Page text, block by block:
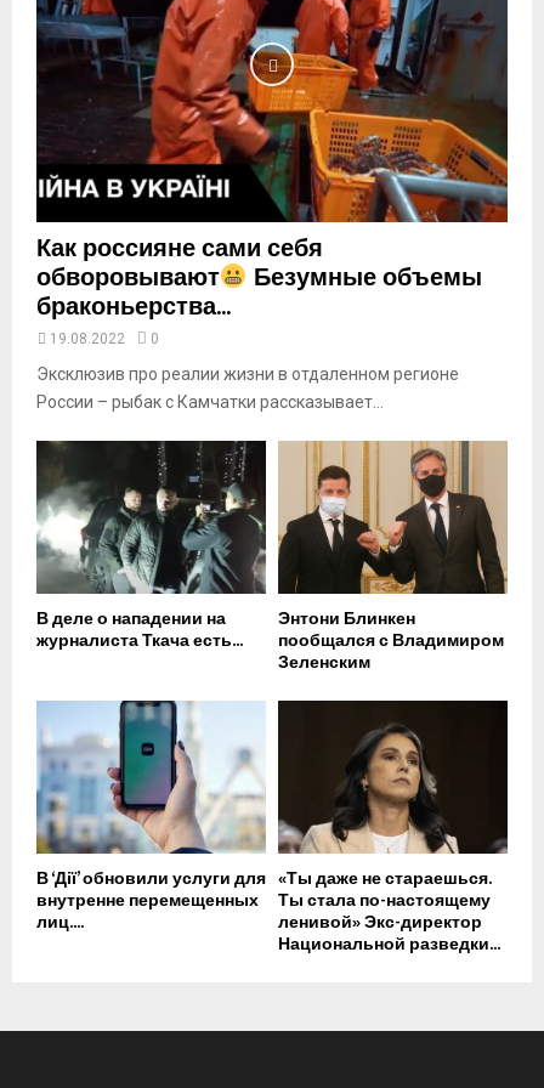
y
e
Как россияне сами себя
обворовывают Безумные объемы
браконьерства...
19.08.2022 0
Эксклюзив про реалии жизни в отдаленном регионе
России – рыбак с Камчатки рассказывает...
В деле о нападении на
журналиста Ткача есть...
Энтони Блинкен
пообщался с Владимиром
Зеленским
В ‘Дії’ обновили услуги для
внутренне перемещенных
лиц....
«Ты даже не стараешься.
Ты стала по-настоящему
ленивой» Экс-директор
Национальной разведки...